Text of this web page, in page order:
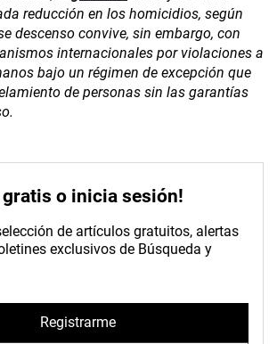
reducción en los homicidios, según
descenso convive, sin embargo, con
internacionales por violaciones a
bajo un régimen de excepción que
de personas sin las garantías
gratis o inicia sesión!
de artículos gratuitos, alertas
exclusivos de Búsqueda y
Registrarme